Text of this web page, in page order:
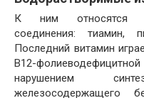
К ним относятся
соединения: тиамин,
Последний витамин
В12-
нарушением
железосодержащего